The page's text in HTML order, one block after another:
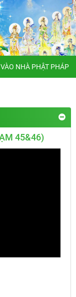
VÀO NHÀ PHẬT PHÁP
45&46)